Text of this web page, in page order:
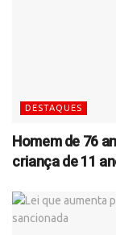
DESTAQUES
Homem de 76
criança de 11